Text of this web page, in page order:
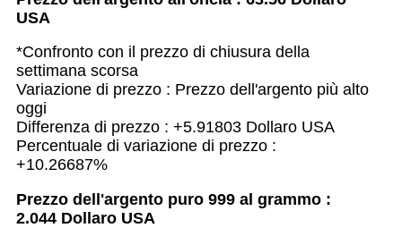
USA
*Confronto con il prezzo di chiusura della
settimana scorsa
Variazione di prezzo : Prezzo dell'argento più alto
oggi
Differenza di prezzo : +5.91803 Dollaro USA
Percentuale di variazione di prezzo :
+10.26687%
Prezzo dell'argento puro 999 al grammo :
2.044 Dollaro USA